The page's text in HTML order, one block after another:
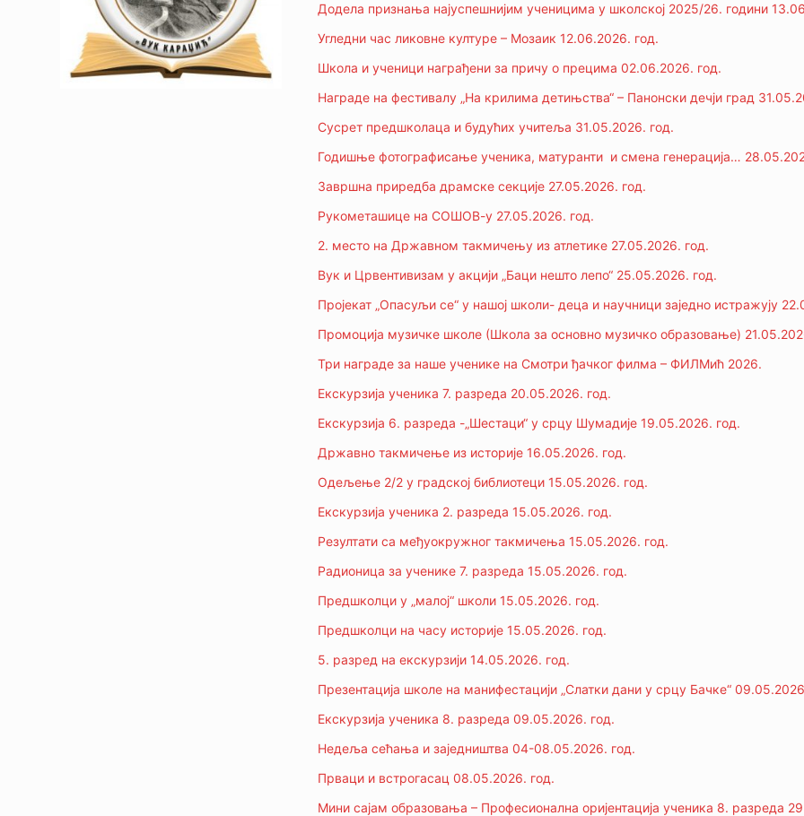
Додела признања најуспешнијим ученицима у школској 2025/26. години
Угледни час ликовне културе – Мозаик 12.06.2026. год.
Школа и ученици награђени за причу о прецима 02.06.2026. год.
Награде на фестивалу „На крилима детињства“ – Панонски дечји град
Сусрет предшколаца и будућих учитеља 31.05.2026. год.
Годишње фотографисање ученика, матуранти и смена генерација…
Завршна приредба драмске секције 27.05.2026. год.
Рукометашице на СОШОВ-у 27.05.2026. год.
2. место на Државном такмичењу из атлетике 27.05.2026. год.
Вук и Црвентивизам у акцији „Баци нешто лепо“ 25.05.2026. год.
Пројекат „Опасуљи се“ у нашој школи- деца и научници заједно истражују
Промоција музичке школе (Школа за основно музичко образовање)
Три награде за наше ученике на Смотри ђачког филма – ФИЛМић 2026.
Екскурзија ученика 7. разреда 20.05.2026. год.
Екскурзија 6. разреда -„Шестаци“ у срцу Шумадије 19.05.2026. год.
Државно такмичење из историје 16.05.2026. год.
Одељење 2/2 у градској библиотеци 15.05.2026. год.
Екскурзија ученика 2. разреда 15.05.2026. год.
Резултати са међуокружног такмичења 15.05.2026. год.
Радионица за ученике 7. разреда 15.05.2026. год.
Предшколци у „малој“ школи 15.05.2026. год.
Предшколци на часу историје 15.05.2026. год.
5. разред на екскурзији 14.05.2026. год.
Презентација школе на манифестацији „Слатки дани у срцу Бачке“
Екскурзија ученика 8. разреда 09.05.2026. год.
Недеља сећања и заједништва 04-08.05.2026. год.
Прваци и встрогасац 08.05.2026. год.
Мини сајам образовања – Професионална оријентација ученика 8. разреда